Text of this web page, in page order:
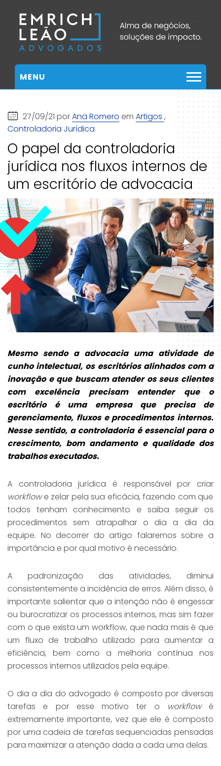
MENU
27/09/21 porAna Romero em Artigos ,
Controladoria Jurídica
O papel da controladoria
jurídica nos fluxos internos de
um escritório de advocacia
Mesmo sendo a advocacia uma atividade de
cunho intelectual, os escritórios alinhados com a
inovação e que buscam atender os seus clientes
com excelência precisam entender que o
escritório é uma empresa que precisa de
gerenciamento, fluxos e procedimentos internos.
Nesse sentido, a controladoria é essencial para o
crescimento, bom andamento e qualidade dos
trabalhos executados.
A controladoria jurídica é responsável por criar
workflowe zelar pela sua eficácia, fazendo com que
todos tenham conhecimento e saiba seguir os
procedimentos sem atrapalhar o dia a dia da
equipe. No decorrer do artigo falaremos sobre a
importância e por qual motivo é necessário.
A padronização das atividades, diminui
consistentemente a incidência de erros. Além disso, é
importante salientar que a intenção não é engessar
ou burocratizar os processos internos, mas sim fazer
com o que exista um workflow, que nada mais é que
um fluxo de trabalho utilizado para aumentar a
eficiência, bem como a melhoria contínua nos
processos internos utilizados pela equipe.
O dia a dia do advogado é composto por diversas
tarefas e por esse motivo ter o workflowé
extremamente importante, vez que ele é composto
por uma cadeia de tarefas sequenciadas pensadas
para maximizar a atenção dada a cada uma delas.